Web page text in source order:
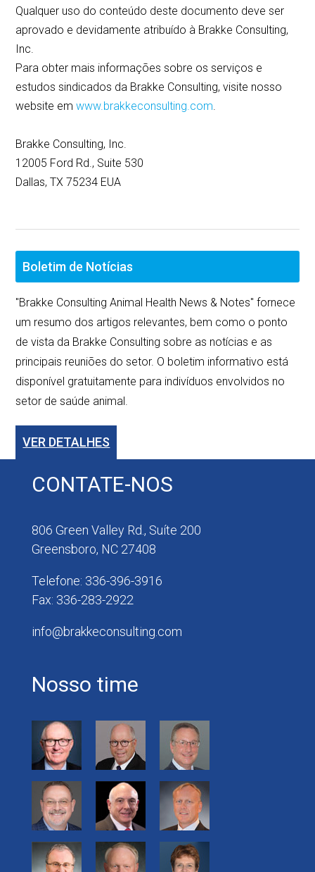
Qualquer uso do conteúdo deste documento deve ser
aprovado e devidamente atribuído à Brakke Consulting,
Inc.
Para obter mais informações sobre os serviços e
estudos sindicados da Brakke Consulting, visite nosso
website emwww.brakkeconsulting.com.
Brakke Consulting, Inc.
12005 Ford Rd., Suite 530
Dallas, TX 75234 EUA
Boletim de Notícias
"Brakke Consulting Animal Health News & Notes" fornece
um resumo dos artigos relevantes, bem como o ponto
de vista da Brakke Consulting sobre as notícias e as
principais reuniões do setor. O boletim informativo está
disponível gratuitamente para indivíduos envolvidos no
setor de saúde animal.
VER DETALHES
CONTATE-NOS
806 Green Valley Rd., Suíte 200
Greensboro, NC 27408
Telefone: 336-396-3916
Fax: 336-283-2922
info@brakkeconsulting.com
Nosso time